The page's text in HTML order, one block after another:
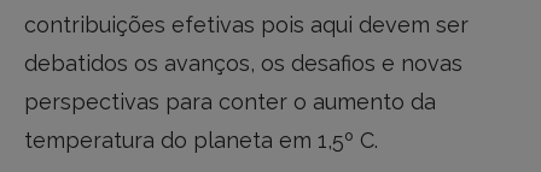
contribuições efetivas pois aqui devem ser
debatidos os avanços, os desafios e novas
perspectivas para conter o aumento da
temperatura do planeta em 1,5º C.